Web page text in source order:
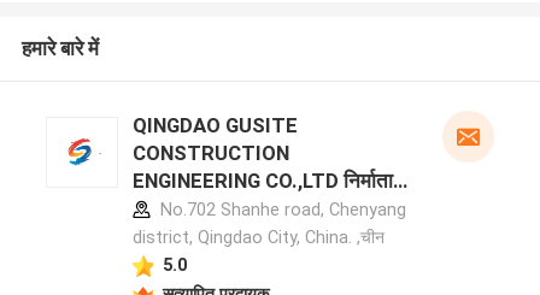
हमारे बारे में
QINGDAO GUSITE
CONSTRUCTION
ENGINEERING CO.,LTD निर्माता
प्रोफ़ाइलNo.702 Shanhe road, Chenyang
district, Qingdao City, China. ,चीन
5.0